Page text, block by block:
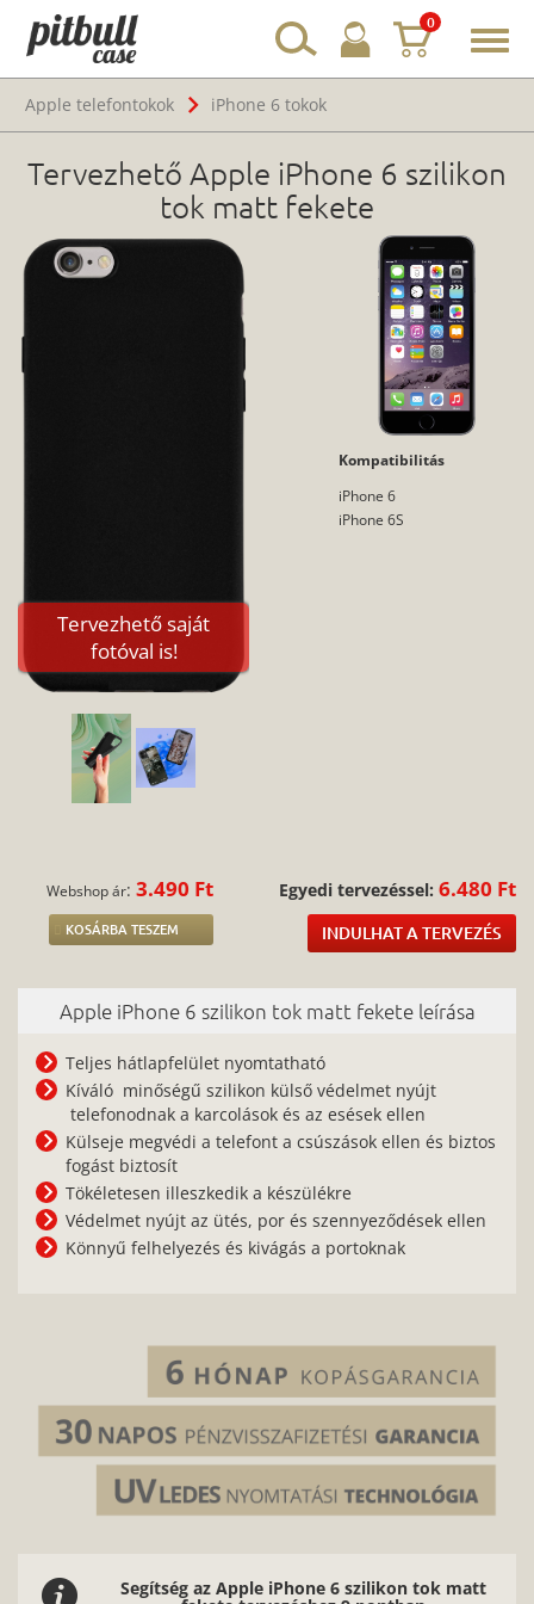
0
Apple telefontokok
iPhone 6 tokok
Tervezhető Apple iPhone 6 szilikon
tok matt fekete
Tervezhető saját
fotóval is!
Kompatibilitás
iPhone 6
iPhone 6S
Webshop ár:3.490 Ft
KOSÁRBA TESZEM
Egyedi tervezéssel: 6.480 Ft
INDULHAT A TERVEZÉS
Apple iPhone 6 szilikon tok matt fekete leírása
Teljes hátlapfelület nyomtatható
Kíváló minőségű szilikon külső védelmet nyújt
telefonodnak a karcolások és az esések ellen
Külseje megvédi a telefont a csúszások ellen és biztos
fogást biztosít
Tökéletesen illeszkedik a készülékre
Védelmet nyújt az ütés, por és szennyeződések ellen
Könnyű felhelyezés és kivágás a portoknak
Segítség az Apple iPhone 6 szilikon tok matt